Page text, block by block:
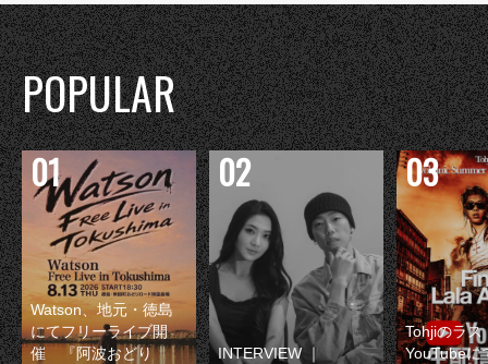
POPULAR
Watson、地元・徳島
にてフリーライブ開
催 『阿波おどり
INTERVIEW ｜
Tohjiのラス
YouTubeに